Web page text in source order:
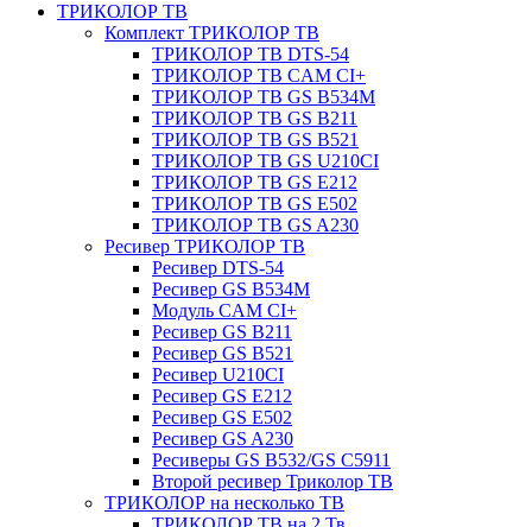
ТРИКОЛОР ТВ
Комплект ТРИКОЛОР ТВ
ТРИКОЛОР ТВ DTS-54
ТРИКОЛОР ТВ CAM CI+
ТРИКОЛОР ТВ GS B534M
ТРИКОЛОР ТВ GS B211
ТРИКОЛОР ТВ GS B521
ТРИКОЛОР ТВ GS U210CI
ТРИКОЛОР ТВ GS E212
ТРИКОЛОР ТВ GS E502
ТРИКОЛОР ТВ GS A230
Ресивер ТРИКОЛОР ТВ
Ресивер DTS-54
Ресивер GS B534M
Модуль CAM CI+
Ресивер GS B211
Ресивер GS B521
Ресивер U210CI
Ресивер GS E212
Ресивер GS E502
Ресивер GS A230
Ресиверы GS B532/GS C5911
Второй ресивер Триколор ТВ
ТРИКОЛОР на несколько ТВ